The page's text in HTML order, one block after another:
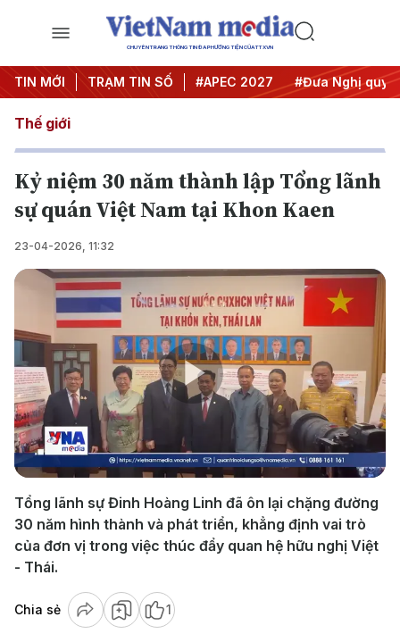
CHUYÊN TRANG THÔNG TIN ĐA PHƯƠNG TIỆN CỦA TTXVN
TIN MỚI TRẠM TIN SỐ
#Hội nghị Trung ương 3 #APEC 2027 #Đưa Nghị quyết
Thế giới
Kỷ niệm 30 năm thành lập Tổng lãnh
sự quán Việt Nam tại Khon Kaen
23-04-2026, 11:32
Play
Video
Tổng lãnh sự Đinh Hoàng Linh đã ôn lại chặng đường
30 năm hình thành và phát triển, khẳng định vai trò
của đơn vị trong việc thúc đẩy quan hệ hữu nghị Việt
- Thái.
Chia sẻ 1